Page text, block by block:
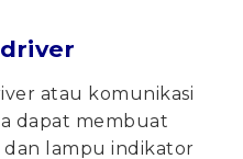
atau komunikasi
dapat membuat
lampu indikator